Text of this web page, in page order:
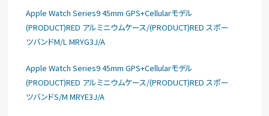
Apple Watch Series9 45mm GPS+Cellularモデル
(PRODUCT)RED アルミニウムケース/(PRODUCT)RED スポー
ツバンドM/L MRYG3J/A
Apple Watch Series9 45mm GPS+Cellularモデル
(PRODUCT)RED アルミニウムケース/(PRODUCT)RED スポー
ツバンドS/M MRYE3J/A